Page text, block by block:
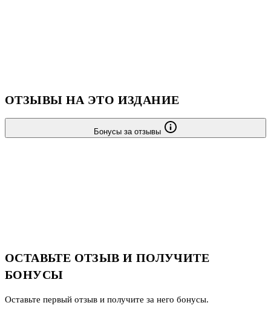
ОТЗЫВЫ НА ЭТО ИЗДАНИЕ
Бонусы за отзывы
ОСТАВЬТЕ ОТЗЫВ И ПОЛУЧИТЕ
БОНУСЫ
Оставьте первый отзыв и получите за него бонусы.